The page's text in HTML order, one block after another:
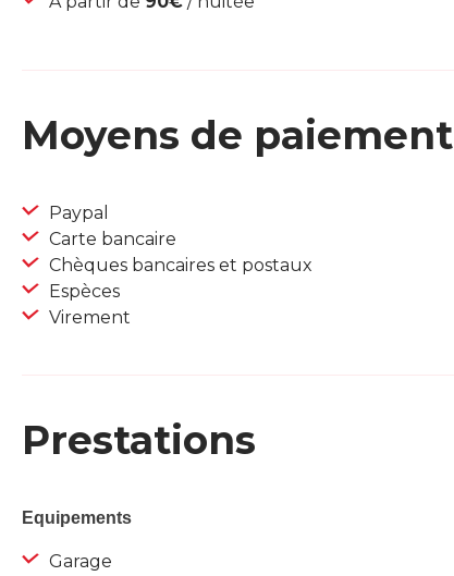
Moyens de paiement
Paypal
Carte bancaire
Chèques bancaires et postaux
Espèces
Virement
Prestations
Equipements
Garage